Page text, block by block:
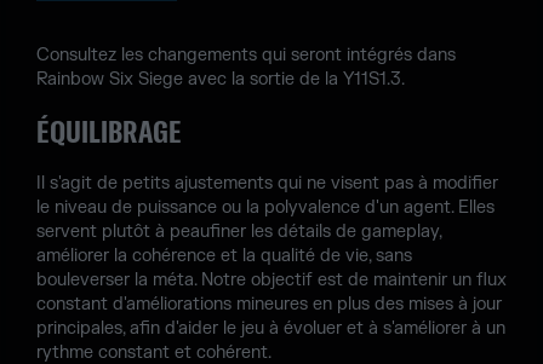
Consultez les changements qui seront intégrés dans
Rainbow Six Siege avec la sortie de la Y11S1.3.
ÉQUILIBRAGE
Il s'agit de petits ajustements qui ne visent pas à modifier
le niveau de puissance ou la polyvalence d'un agent. Elles
servent plutôt à peaufiner les détails de gameplay,
améliorer la cohérence et la qualité de vie, sans
bouleverser la méta. Notre objectif est de maintenir un flux
constant d'améliorations mineures en plus des mises à jour
principales, afin d'aider le jeu à évoluer et à s'améliorer à un
rythme constant et cohérent.